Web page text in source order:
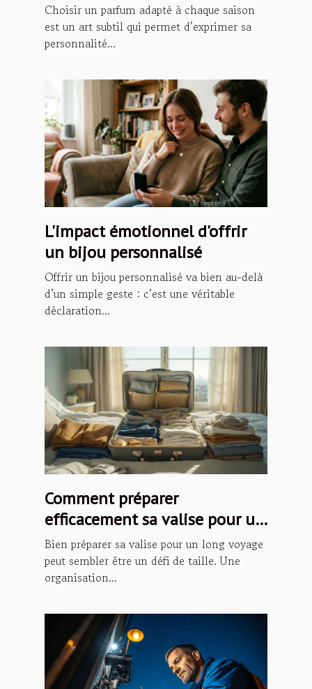
Choisir un parfum adapté à chaque saison
est un art subtil qui permet d’exprimer sa
personnalité...
L'impact émotionnel d'offrir
un bijou personnalisé
Offrir un bijou personnalisé va bien au-delà
d’un simple geste : c’est une véritable
déclaration...
Comment préparer
efficacement sa valise pour un
long voyage ?
Bien préparer sa valise pour un long voyage
peut sembler être un défi de taille. Une
organisation...